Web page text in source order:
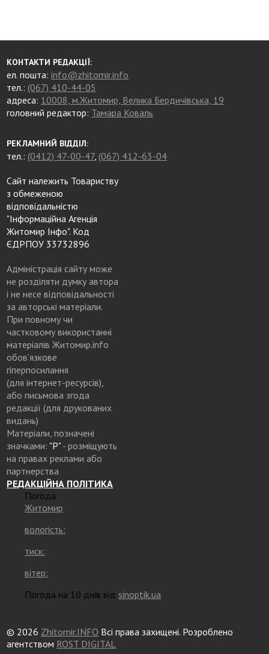
КОНТАКТИ РЕДАКЦІЇ:
ел. пошта:info@zhitomir.info
тел.: (067) 410-44-05
адреса: 10008, м.Житомир, Велика Бердичівська, 19
головний редактор: Тамара Коваль
РЕКЛАМНИЙ ВІДДІЛ:
тел.: (0412) 47-00-47, (067) 412-63-04
Сайт належить Товариству
з обмеженою
відповідальністю
"Інформаційна Агенція
Житомир Інфо". Код
ЄДРПОУ 33732896
Адміністрація сайту може
не розділяти думку автора
і не несе відповідальності
за авторські матеріали.
При повному чи
частковому використанні
матеріалів Житомир.info
обов’язкове
гіперпосилання
(для інтернет-ресурсів),
або письмова згода
редакції (для друкованих
видань)
Матеріали, позначені
значками: "Р"- розміщують
на правах реклами або
партнерства
РЕДАКЦІЙНА ПОЛІТИКА
Погода
Житомир
вологість:
тиск:
вітер:
Погода на 10 днів від sinoptik.ua
© 2026 Zhitomir.INFO Всі права захищені. Розроблено
агентством ROST DIGITAL